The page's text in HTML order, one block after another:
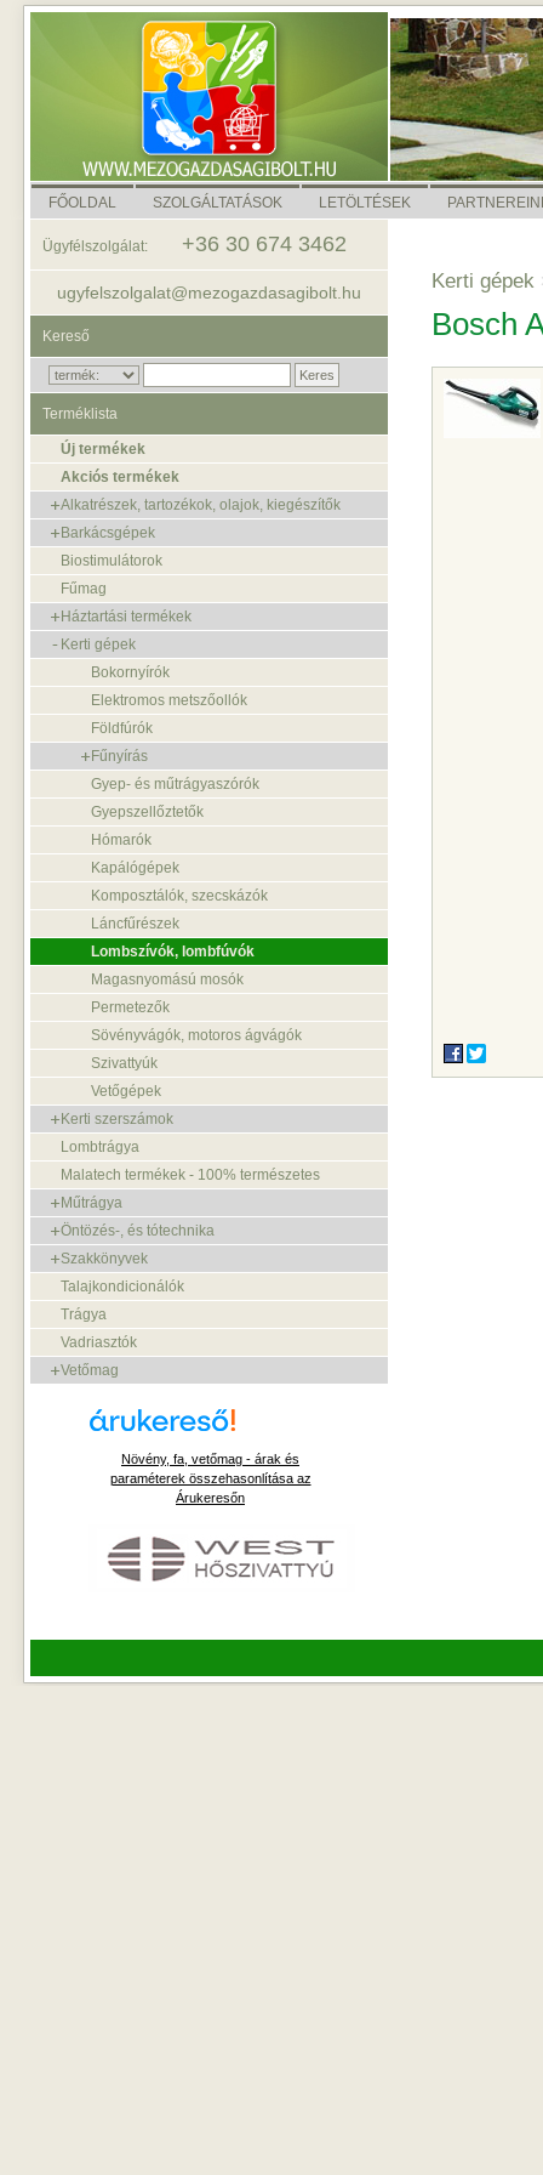
FŐOLDAL SZOLGÁLTATÁSOK LETÖLTÉSEK
Kerti gépek
Bosch
Ügyfélszolgálat: +36 30 674 3462
ugyfelszolgalat@mezogazdasagibolt.hu
Kereső
Terméklista
Új termékek
Akciós termékek
Alkatrészek, tartozékok, olajok, kiegészítők
Barkácsgépek
Biostimulátorok
Fűmag
Háztartási termékek
Kerti gépek
Bokornyírók
Elektromos metszőollók
Földfúrók
Fűnyírás
Gyep- és műtrágyaszórók
Gyepszellőztetők
Hómarók
Kapálógépek
Komposztálók, szecskázók
Láncfűrészek
Lombszívók, lombfúvók
Magasnyomású mosók
Permetezők
Sövényvágók, motoros ágvágók
Szivattyúk
Vetőgépek
Kerti szerszámok
Lombtrágya
Malatech termékek - 100% természetes
Műtrágya
Öntözés-, és tótechnika
Szakkönyvek
Talajkondicionálók
Trágya
Vadriasztók
Vetőmag
Növény, fa, vetőmag - árak és
paraméterek összehasonlítása az
Árukeresőn